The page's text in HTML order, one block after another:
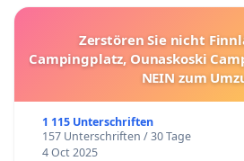
Zerstören Sie nicht
Campingplatz, Ounaskoski
NEIN zum
1 115 Unterschriften
157 Unterschriften / 30 Tage
4 Oct 2025